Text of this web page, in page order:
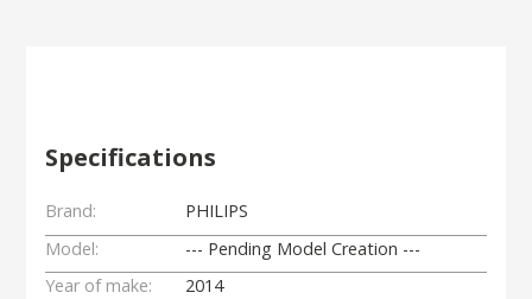
Specifications
Brand:
PHILIPS
Model:
--- Pending Model Creation ---
Year of make:
2014